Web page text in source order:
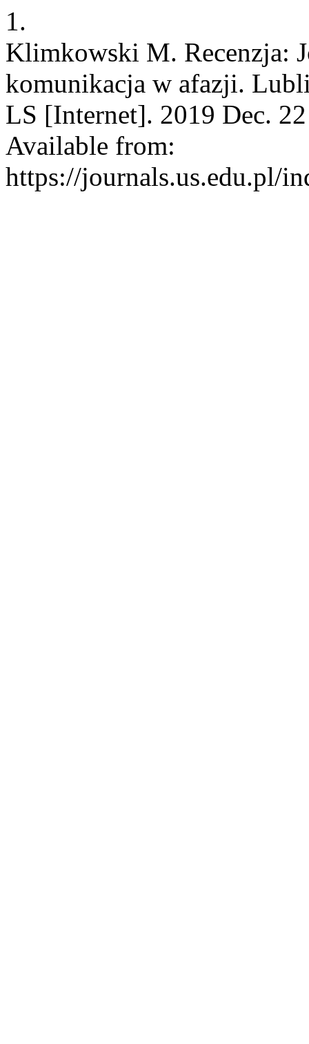
1.
Klimkowski M. Recenzja:
komunikacja w afazji.
LS [Internet]. 2019 Dec.
Available from:
https://journals.us.edu.pl/